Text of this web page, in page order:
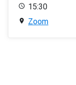
15:30
Zoom